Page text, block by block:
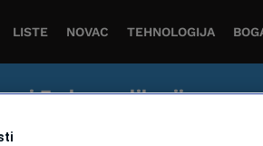
LISTE NOVAC TEHNOLOGIJA
Forbes aplikaciju
iz svijeta biznisa, ekonomije i